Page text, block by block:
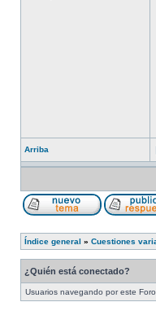
Arriba
Índice general » Cuestiones
¿Quién está conectado?
Usuarios navegando por este